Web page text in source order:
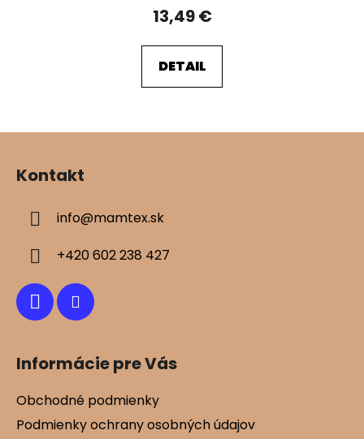
13,49 €
DETAIL
Kontakt
info@mamtex.sk
+420 602 238 427
Informácie pre Vás
Obchodné podmienky
Podmienky ochrany osobných údajov